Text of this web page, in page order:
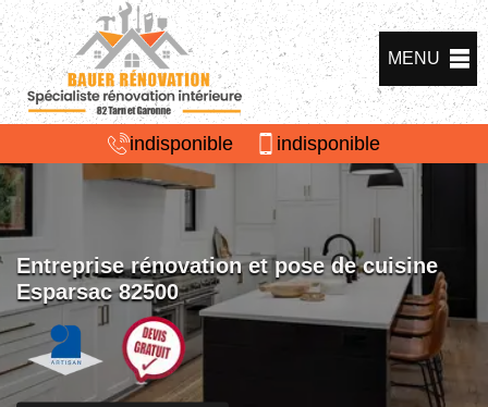
MENU
indisponible indisponible
Entreprise rénovation et pose de cuisine
Esparsac 82500